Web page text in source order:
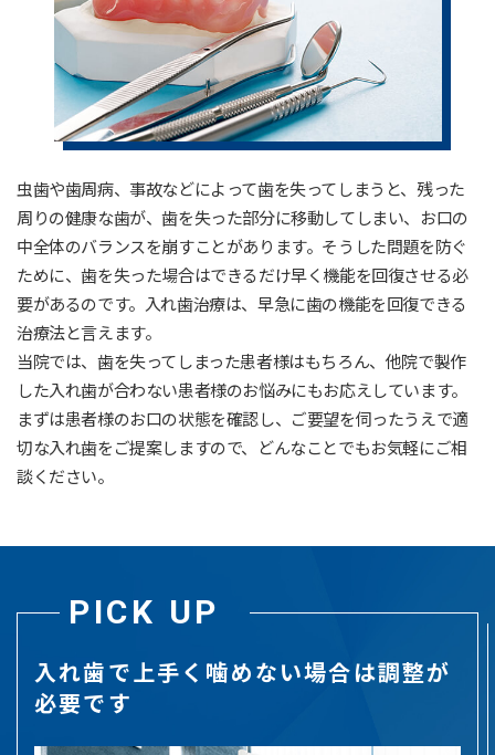
虫歯や歯周病、事故などによって歯を失ってしまうと、残った
周りの健康な歯が、歯を失った部分に移動してしまい、お口の
中全体のバランスを崩すことがあります。そうした問題を防ぐ
ために、歯を失った場合はできるだけ早く機能を回復させる必
要があるのです。入れ歯治療は、早急に歯の機能を回復できる
治療法と言えます。
当院では、歯を失ってしまった患者様はもちろん、他院で製作
した入れ歯が合わない患者様のお悩みにもお応えしています。
まずは患者様のお口の状態を確認し、ご要望を伺ったうえで適
切な入れ歯をご提案しますので、どんなことでもお気軽にご相
談ください。
PICK UP
入れ歯で上手く噛めない場合は調整が
必要です